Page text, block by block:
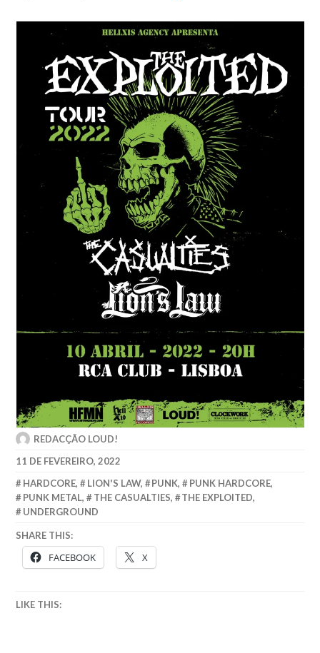
REDACÇÃO LOUD!
11 DE FEVEREIRO, 2022
HARDCORE, LION'S LAW, PUNK, PUNK HARDCORE,
PUNK METAL, THE CASUALTIES, THE EXPLOITED,
UNDERGROUND
SHARE THIS:
FACEBOOK X
LIKE THIS: